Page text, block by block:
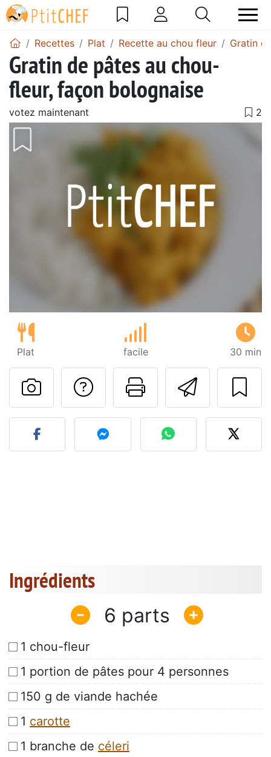
Recettes Plat Recette au chou fleur Gratin
Gratin de pâtes au chou-
fleur, façon bolognaise
votez maintenant
Plat facile 30 min
Imprimer
Poser une
Publier votre photo de
Ingrédients
6
1 chou-fleur
1 portion de pâtes pour 4 personnes
150 g de viande hachée
1 carotte
1 branche de céleri